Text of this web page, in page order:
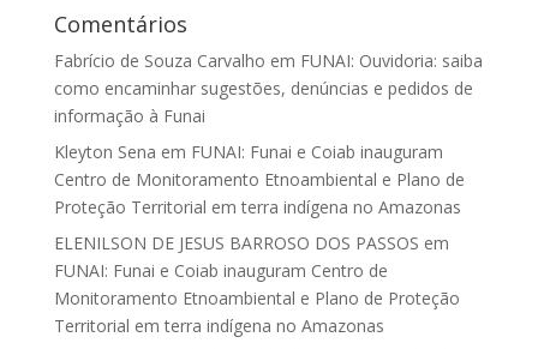
Comentários
Fabrício de Souza Carvalho em FUNAI: Ouvidoria: saiba
como encaminhar sugestões, denúncias e pedidos de
informação à Funai
Kleyton Sena em FUNAI: Funai e Coiab inauguram
Centro de Monitoramento Etnoambiental e Plano de
Proteção Territorial em terra indígena no Amazonas
ELENILSON DE JESUS BARROSO DOS PASSOS em
FUNAI: Funai e Coiab inauguram Centro de
Monitoramento Etnoambiental e Plano de Proteção
Territorial em terra indígena no Amazonas